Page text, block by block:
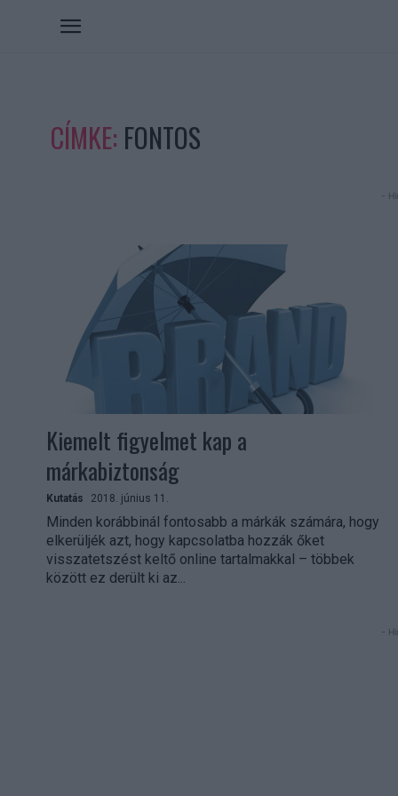
CÍMKE: FONTOS
-
Kiemelt figyelmet kap a
márkabiztonság
Kutatás 2018. június 11.
Minden korábbinál fontosabb a márkák számára, hogy
elkerüljék azt, hogy kapcsolatba hozzák őket
visszatetszést keltő online tartalmakkal – többek
között ez derült ki az...
-